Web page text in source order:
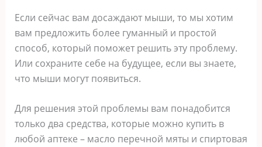
Если сейчас вам досаждают мыши, то мы хотим
вам предложить более гуманный и простой
способ, который поможет решить эту проблему.
Или сохраните себе на будущее, если вы знаете,
что мыши могут появиться.
Для решения этой проблемы вам понадобится
только два средства, которые можно купить в
любой аптеке – масло перечной мяты и спиртовая